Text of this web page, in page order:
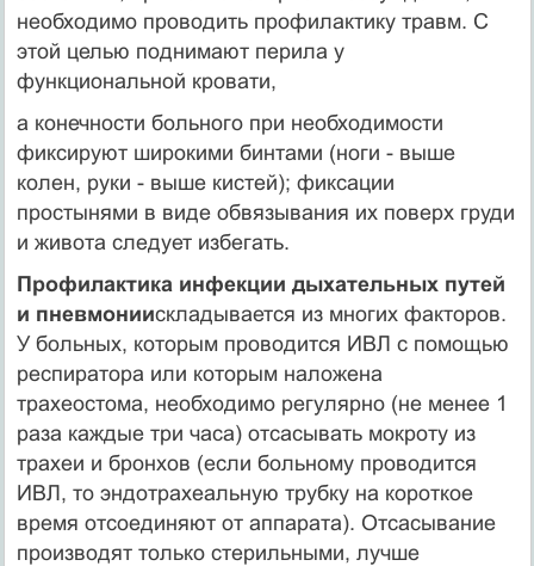
необходимо проводить профилактику травм. С
этой целью поднимают перила у
функциональной кровати,
а конечности больного при необходимости
фиксируют широкими бинтами (ноги - выше
колен, руки - выше кистей); фиксации
простынями в виде обвязывания их поверх груди
и живота следует избегать.
Профилактика инфекции дыхательных путей
и пневмониискладывается из многих факторов.
У больных, которым проводится ИВЛ с помощью
респиратора или которым наложена
трахеостома, необходимо регулярно (не менее 1
раза каждые три часа) отсасывать мокроту из
трахеи и бронхов (если больному проводится
ИВЛ, то эндотрахеальную трубку на короткое
время отсоединяют от аппарата). Отсасывание
производят только стерильными, лучше